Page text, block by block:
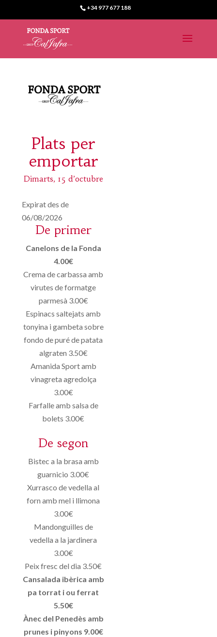
+34 977 677 188
Plats per
emportar
Dimarts, 15 d’octubre
Expirat des de
06/08/2026
De primer
Canelons de la Fonda
4.00€
Crema de carbassa amb
virutes de formatge
parmesà 3.00€
Espinacs saltejats amb
tonyina i gambeta sobre
fondo de puré de patata
algraten 3.50€
Amanida Sport amb
vinagreta agredolça
3.00€
Farfalle amb salsa de
bolets 3.00€
De segon
Bistec a la brasa amb
guarnicio 3.00€
Xurrasco de vedella al
forn amb mel i llimona
3.00€
Mandonguilles de
vedella a la jardinera
3.00€
Peix fresc del dia 3.50€
Cansalada ibèrica amb
pa torrat i ou ferrat
5.50€
Ànec del Penedès amb
prunes i pinyons 9.00€